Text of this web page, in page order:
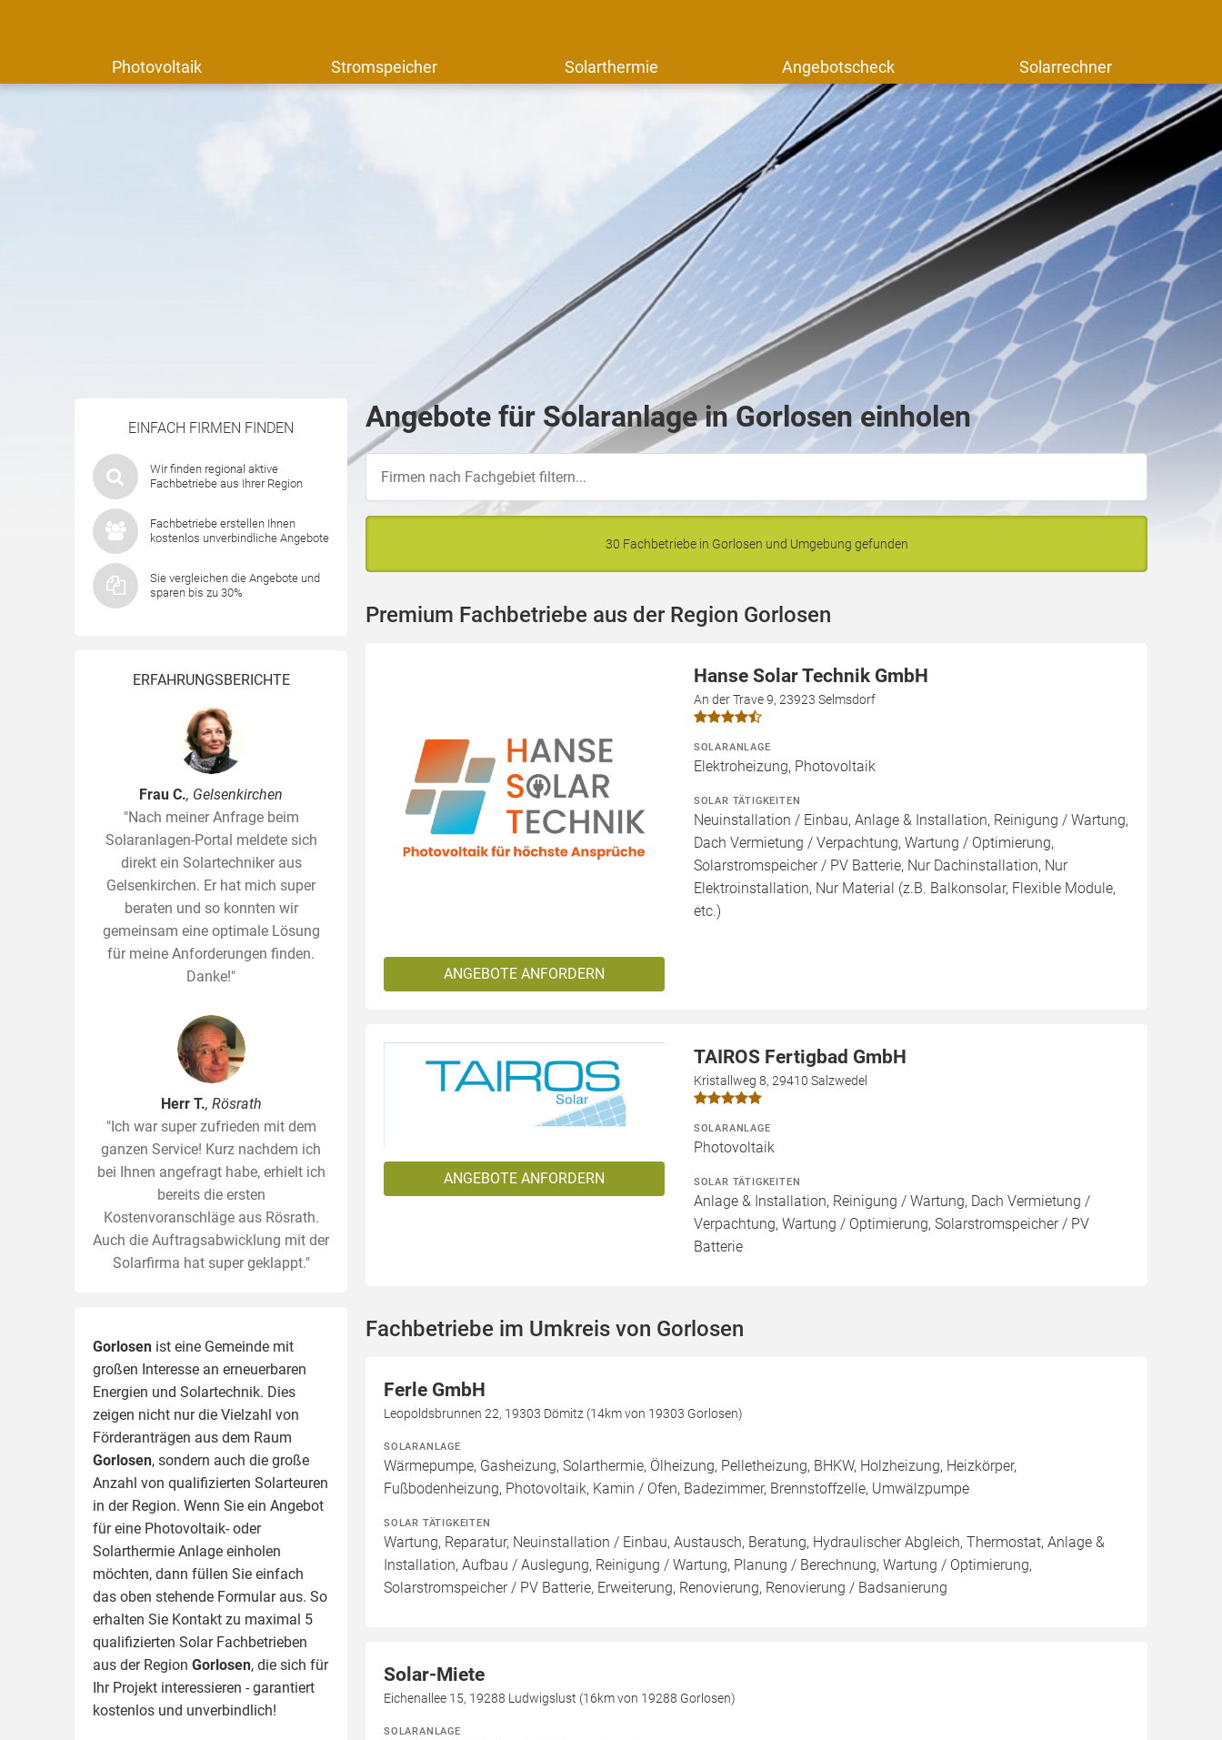
Photovoltaik Stromspeicher Solarthermie Angebotscheck Solarrechner
EINFACH FIRMEN FINDEN
Wir finden regional aktive
Fachbetriebe aus Ihrer Region
Fachbetriebe erstellen Ihnen
kostenlos unverbindliche Angebote
Sie vergleichen die Angebote und
sparen bis zu 30%
ERFAHRUNGSBERICHTE
Frau C., Gelsenkirchen
"Nach meiner Anfrage beim
Solaranlagen-Portal meldete sich
direkt ein Solartechniker aus
Gelsenkirchen. Er hat mich super
beraten und so konnten wir
gemeinsam eine optimale Lösung
für meine Anforderungen finden.
Danke!"
Herr T., Rösrath
"Ich war super zufrieden mit dem
ganzen Service! Kurz nachdem ich
bei Ihnen angefragt habe, erhielt ich
bereits die ersten
Kostenvoranschläge aus Rösrath.
Auch die Auftragsabwicklung mit der
Solarfirma hat super geklappt."
Gorlosen ist eine Gemeinde mit
großen Interesse an erneuerbaren
Energien und Solartechnik. Dies
zeigen nicht nur die Vielzahl von
Förderanträgen aus dem Raum
Gorlosen, sondern auch die große
Anzahl von qualifizierten Solarteuren
in der Region. Wenn Sie ein Angebot
für eine Photovoltaik- oder
Solarthermie Anlage einholen
möchten, dann füllen Sie einfach
das oben stehende Formular aus. So
erhalten Sie Kontakt zu maximal 5
qualifizierten Solar Fachbetrieben
aus der Region Gorlosen, die sich für
Ihr Projekt interessieren - garantiert
kostenlos und unverbindlich!
Angebote für Solaranlage in Gorlosen einholen
30 Fachbetriebe in Gorlosen und Umgebung gefunden
Premium Fachbetriebe aus der Region Gorlosen
ANGEBOTE ANFORDERN
Hanse Solar Technik GmbH
An der Trave 9, 23923 Selmsdorf
SOLARANLAGE
Elektroheizung, Photovoltaik
SOLAR TÄTIGKEITEN
Neuinstallation / Einbau, Anlage & Installation, Reinigung / Wartung,
Dach Vermietung / Verpachtung, Wartung / Optimierung,
Solarstromspeicher / PV Batterie, Nur Dachinstallation, Nur
Elektroinstallation, Nur Material (z.B. Balkonsolar, Flexible Module,
etc.)
ANGEBOTE ANFORDERN
TAIROS Fertigbad GmbH
Kristallweg 8, 29410 Salzwedel
SOLARANLAGE
Photovoltaik
SOLAR TÄTIGKEITEN
Anlage & Installation, Reinigung / Wartung, Dach Vermietung /
Verpachtung, Wartung / Optimierung, Solarstromspeicher / PV
Batterie
Fachbetriebe im Umkreis von Gorlosen
Ferle GmbH
Leopoldsbrunnen 22, 19303 Dömitz (14km von 19303 Gorlosen)
SOLARANLAGE
Wärmepumpe, Gasheizung, Solarthermie, Ölheizung, Pelletheizung, BHKW, Holzheizung, Heizkörper,
Fußbodenheizung, Photovoltaik, Kamin / Ofen, Badezimmer, Brennstoffzelle, Umwälzpumpe
SOLAR TÄTIGKEITEN
Wartung, Reparatur, Neuinstallation / Einbau, Austausch, Beratung, Hydraulischer Abgleich, Thermostat, Anlage &
Installation, Aufbau / Auslegung, Reinigung / Wartung, Planung / Berechnung, Wartung / Optimierung,
Solarstromspeicher / PV Batterie, Erweiterung, Renovierung, Renovierung / Badsanierung
Solar-Miete
Eichenallee 15, 19288 Ludwigslust (16km von 19288 Gorlosen)
SOLARANLAGE